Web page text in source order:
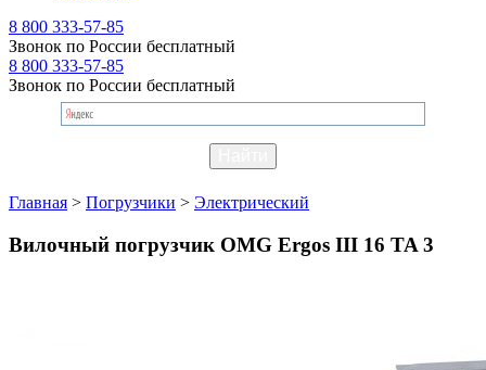
8 800 333-57-85
Звонок по России бесплатный
8 800 333-57-85
Звонок по России бесплатный
Главная > Погрузчики > Электрический
Вилочный погрузчик OMG Ergos III 16 TA 3